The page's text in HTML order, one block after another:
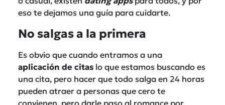
eso te dejamos una guía para cuidarte.
No salgas a la primera
Es obvio que cuando entramos a una
aplicación de citas lo que estamos buscando es
una cita, pero hacer que todo salga en 24 horas
pueden atraer a personas que cero te
convienen, pero darle paso al romance por